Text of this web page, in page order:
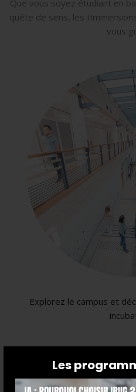
Les
Que vous soyez étudiant en
quête de sens, les
vous
Explorez le campus et